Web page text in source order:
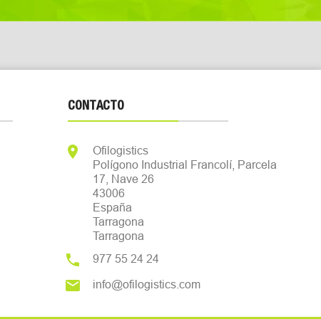
CONTACTO

Ofilogistics
Polígono Industrial Francolí, Parcela
17, Nave 26
43006
España
Tarragona
Tarragona
 977 55 24 24
 info@ofilogistics.com